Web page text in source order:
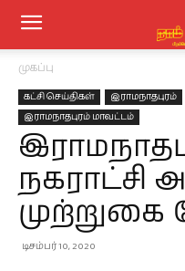
முகப்பு
கட்சி செய்திகள் இராமநாதபுரம்
இராமநாதபுரம் மாவட்டம்
நகராட்சி
முற்றுகை
டிசம்பர் 10, 2020